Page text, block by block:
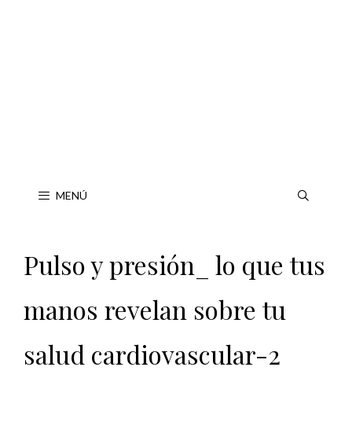
MENÚ
Pulso y presión_ lo que tus
manos revelan sobre tu
salud cardiovascular-2